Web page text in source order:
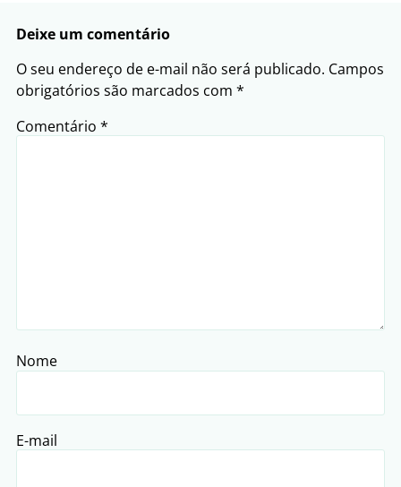
Deixe um comentário
O seu endereço de e-mail não será publicado. Campos
obrigatórios são marcados com *
Comentário *
Nome
E-mail